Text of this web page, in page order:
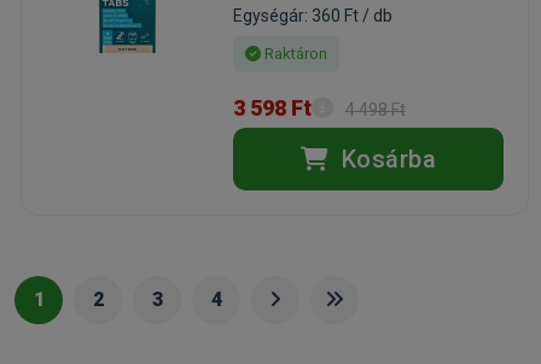
Egységár: 360 Ft / db
Raktáron
3 598 Ft 4 498 Ft
Kosárba
1 2 3 4